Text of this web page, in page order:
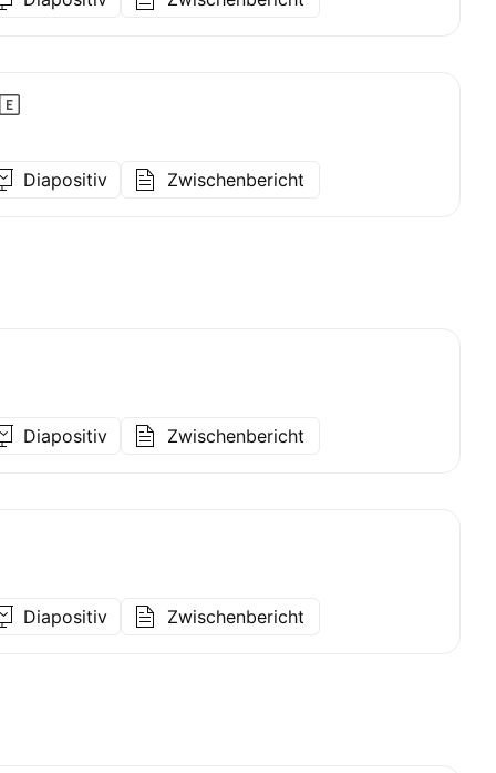
Diapositiv Zwischenbericht
Diapositiv Zwischenbericht
Diapositiv Zwischenbericht